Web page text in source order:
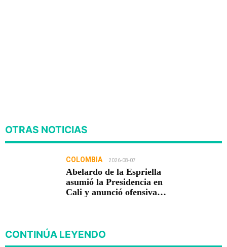
OTRAS NOTICIAS
COLOMBIA 2026-08-07
Abelardo de la Espriella
asumió la Presidencia en
Cali y anunció ofensiva
CONTINÚA LEYENDO